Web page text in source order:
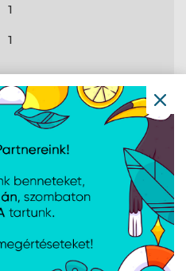
1
1
2
Wi-Fi 7 (802.11be)